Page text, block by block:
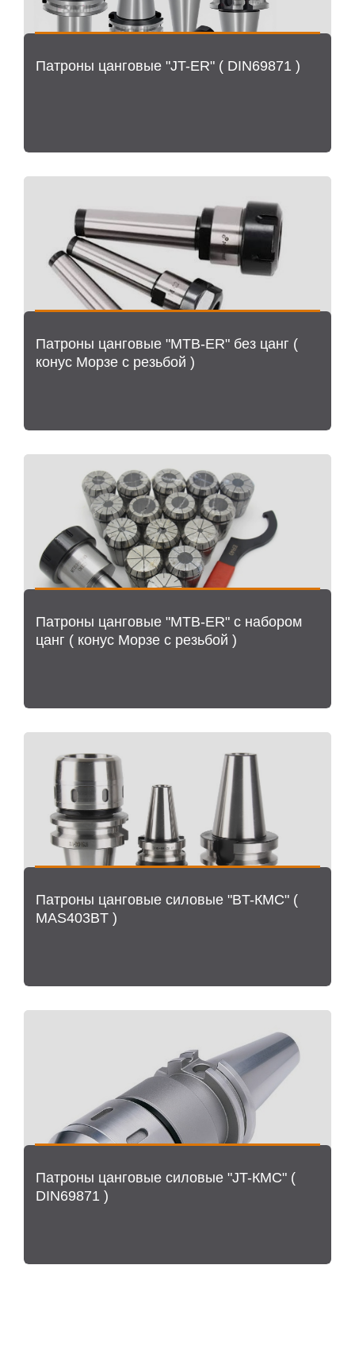
Патроны цанговые "JT-ER" ( DIN69871 )
Патроны цанговые "MTB-ER" без цанг (
конус Морзе с резьбой )
Патроны цанговые "MTB-ER" с набором
цанг ( конус Морзе с резьбой )
Патроны цанговые силовые "BT-КМС" (
MAS403BT )
Патроны цанговые силовые "JT-КМС" (
DIN69871 )